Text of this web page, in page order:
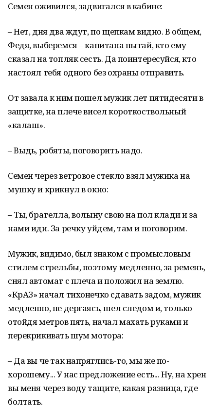
Семен оживился, задвигался в кабине:
– Нет, дня два ждут, по щепкам видно. В общем,
Федя, выберемся – капитана пытай, кто ему
сказал на топляк сесть. Да поинтересуйся, кто
настоял тебя одного без охраны отправить.
От завала к ним пошел мужик лет пятидесяти в
защитке, на плече висел короткоствольный
«калаш».
– Выдь, робяты, поговорить надо.
Семен через ветровое стекло взял мужика на
мушку и крикнул в окно:
– Ты, брателла, волыну свою на пол клади и за
нами иди. За речку уйдем, там и поговорим.
Мужик, видимо, был знаком с промысловым
стилем стрельбы, поэтому медленно, за ремень,
снял автомат с плеча и положил на землю.
«КрАЗ» начал тихонечко сдавать задом, мужик
медленно, не дергаясь, шел следом и, только
отойдя метров пять, начал махать руками и
перекрикивать шум мотора:
– Да вы че так напряглись-то, мы же по-
хорошему... У нас предложение есть... Ну, на хрен
вы меня через воду тащите, какая разница, где
болтать.